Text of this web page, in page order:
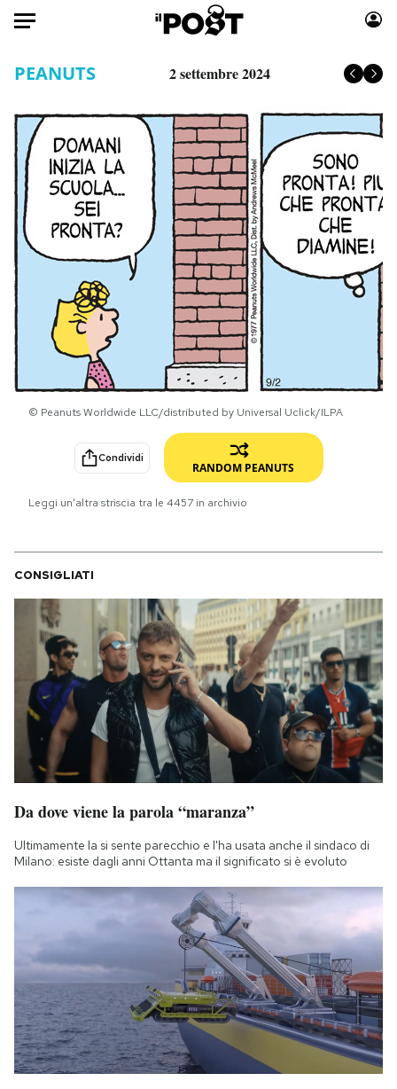
Italia
Mondo
Politica
Tecnologia
Cultura
Economia
Sport
Moda
Libri
Consumismi
Storie/Idee
Ok Boomer!
Media
Europa
Altrecose
Mondiali calcio 2026
I MIEI PREFERITI
SHOP
CALENDARIO
AREA PERSONALE
Area Personale
Newsletter
Notifiche mobile
Hai bisogno di aiuto?
PEANUTS 2 settembre 2024
© Peanuts Worldwide LLC/distributed by Universal Uclick/ILPA
Condividi
RANDOM PEANUTS
Leggi un'altra striscia tra le 4457 in archivio
CONSIGLIATI
Da dove viene la parola “maranza”
Ultimamente la si sente parecchio e l'ha usata anche il sindaco di
Milano: esiste dagli anni Ottanta ma il significato si è evoluto